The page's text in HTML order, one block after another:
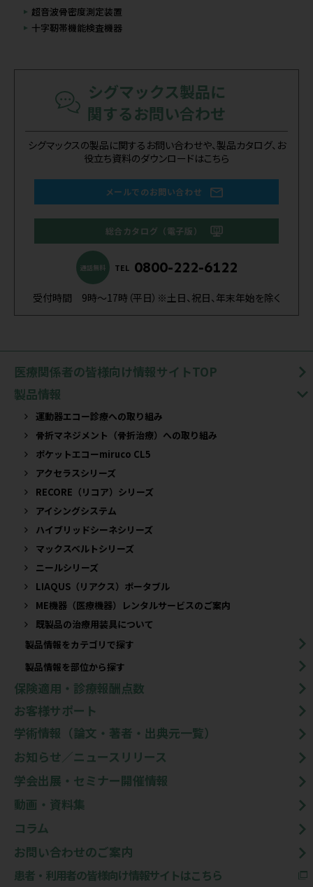
超音波骨密度測定装置
十字靭帯機能検査機器
シグマックス製品に
関するお問い合わせ
シグマックスの製品に関するお問い合わせや、製品カタログ、お
役立ち資料のダウンロードはこちら
メールでのお問い合わせ
総合カタログ（電子版）
通話無料 TEL 0800-222-6122
受付時間 9時～17時（平日）※土日、祝日、年末年始を除く
医療関係者の皆様向け情報サイトTOP
製品情報
運動器エコー診療への取り組み
骨折マネジメント（骨折治療）への取り組み
ポケットエコーmiruco CL5
アクセラスシリーズ
RECORE（リコア）シリーズ
アイシングシステム
ハイブリッドシーネシリーズ
マックスベルトシリーズ
ニールシリーズ
LIAQUS（リアクス）ポータブル
ME機器（医療機器）レンタルサービスのご案内
既製品の治療用装具について​
製品情報をカテゴリで探す
製品情報を部位から探す
保険適用・診療報酬点数
お客様サポート
学術情報（論文・著者・出典元一覧）
お知らせ／ニュースリリース
学会出展・セミナー開催情報
動画・資料集
コラム
お問い合わせのご案内
患者・利用者の皆様向け情報サイトはこちら